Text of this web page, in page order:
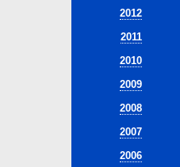
2012
2011
2010
2009
2008
2007
2006